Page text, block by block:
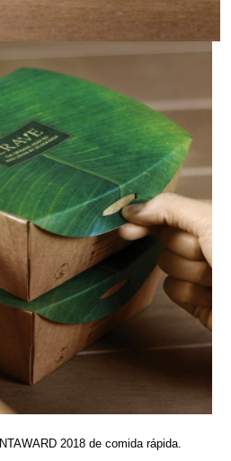
2018 de comida rápida.